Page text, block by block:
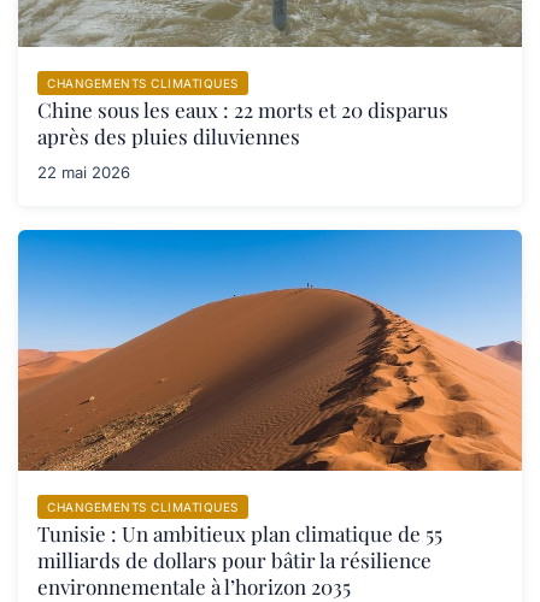
CHANGEMENTS CLIMATIQUES
Chine sous les eaux : 22 morts et 20 disparus
après des pluies diluviennes
22 mai 2026
CHANGEMENTS CLIMATIQUES
Tunisie : Un ambitieux plan climatique de 55
milliards de dollars pour bâtir la résilience
environnementale à l’horizon 2035